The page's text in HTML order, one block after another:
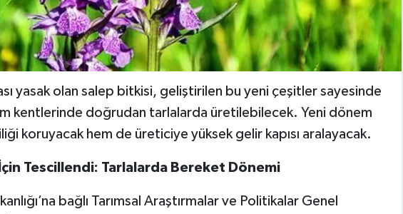
yasak olan salep bitkisi, geliştirilen bu yeni çeşitler sayesinde
kentlerinde doğrudan tarlalarda üretilebilecek. Yeni dönem
koruyacak hem de üreticiye yüksek gelir kapısı aralayacak.
Tescillendi: Tarlalarda Bereket Dönemi
bağlı Tarımsal Araştırmalar ve Politikalar Genel